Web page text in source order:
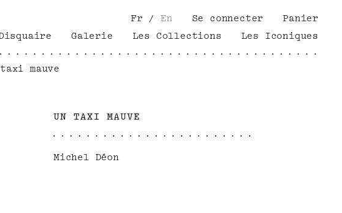
Fr / En Se connecter
Panier
Galerie Les Collections Les Iconiques
mauve
UN TAXI MAUVE
Michel Déon